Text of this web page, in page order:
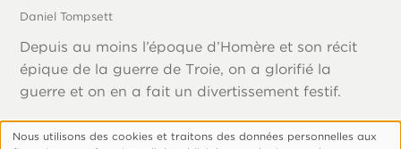
Daniel Tompsett
Depuis au moins l’époque d’Homère et son récit
épique de la guerre de Troie, on a glorifié la
guerre et on en a fait un divertissement festif.
Nous utilisons des cookies et traitons des données personnelles aux